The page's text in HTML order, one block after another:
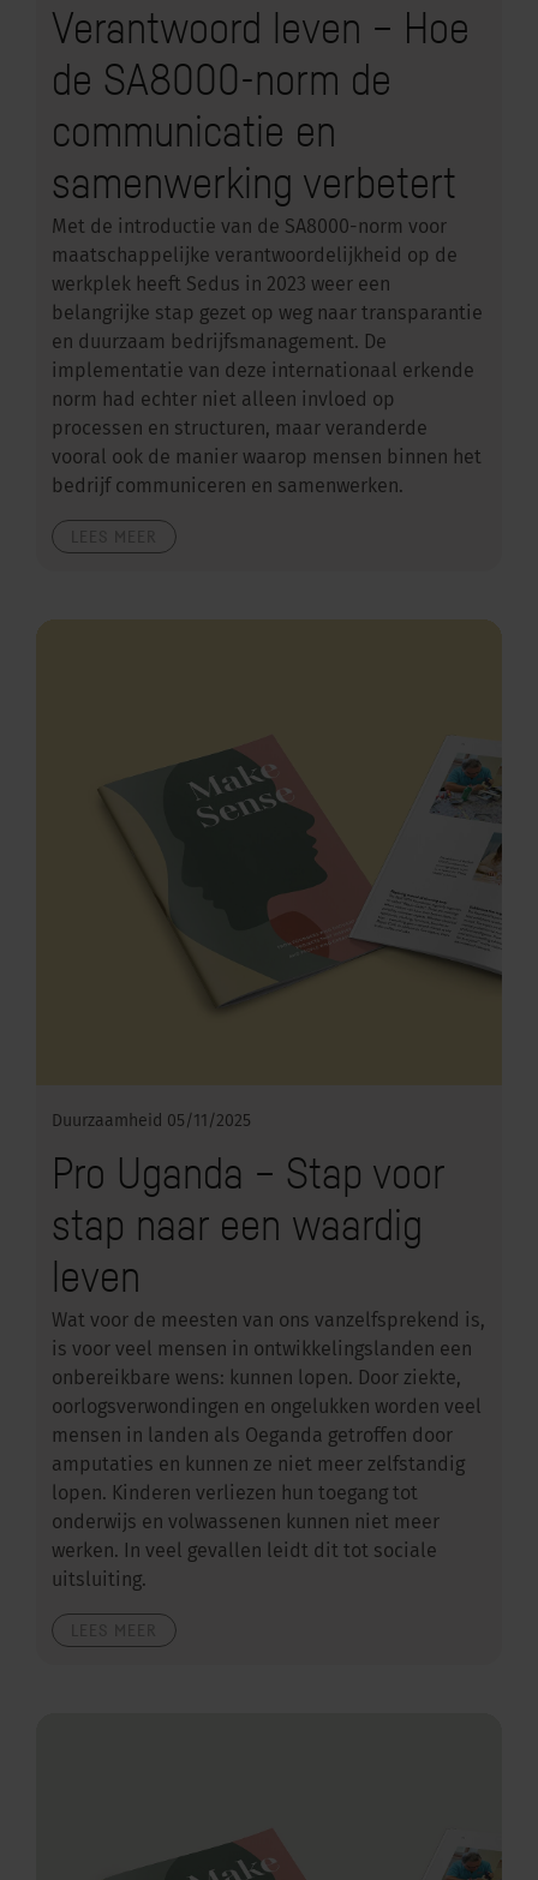
Verantwoord leven – Hoe
de SA8000-norm de
communicatie en
samenwerking verbetert
Met de introductie van de SA8000-norm voor
maatschappelijke verantwoordelijkheid op de
werkplek heeft Sedus in 2023 weer een
belangrijke stap gezet op weg naar transparantie
en duurzaam bedrijfsmanagement. De
implementatie van deze internationaal erkende
norm had echter niet alleen invloed op
processen en structuren, maar veranderde
vooral ook de manier waarop mensen binnen het
bedrijf communiceren en samenwerken.
Duurzaamheid 05/11/2025
Pro Uganda – Stap voor
stap naar een waardig
leven
Wat voor de meesten van ons vanzelfsprekend is,
is voor veel mensen in ontwikkelingslanden een
onbereikbare wens: kunnen lopen. Door ziekte,
oorlogsverwondingen en ongelukken worden veel
mensen in landen als Oeganda getroffen door
amputaties en kunnen ze niet meer zelfstandig
lopen. Kinderen verliezen hun toegang tot
onderwijs en volwassenen kunnen niet meer
werken. In veel gevallen leidt dit tot sociale
uitsluiting.